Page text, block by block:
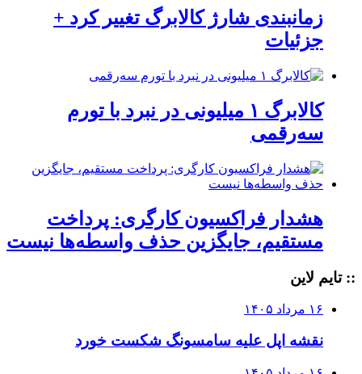
زمانبندی شارژ کالابرگ تغییر کرد +
جزئیات
کالابرگ ۱ میلیونی در نبرد با تورم
سه‌رقمی
هشدار فراکسیون کارگری: پرداخت
مستقیم، جایگزین حذف واسطه‌ها نیست
:: تایم لاین
۱۶ مرداد ۱۴۰۵
نقشه اپل علیه سامسونگ شکست خورد